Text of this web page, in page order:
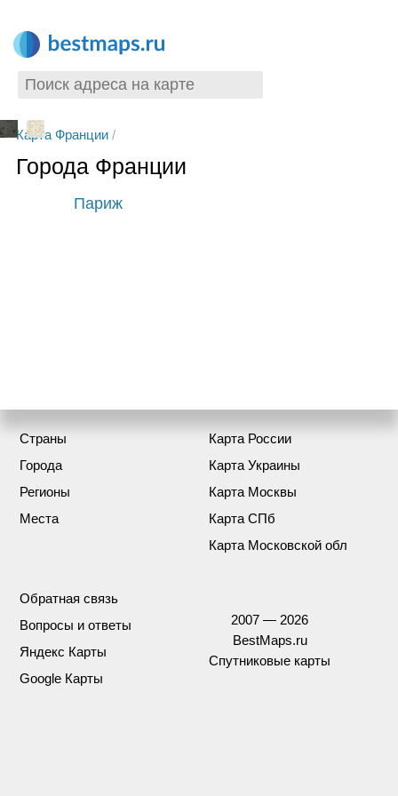
Карта Франции/
Города Франции
Париж
Страны
Города
Регионы
Места
Карта России
Карта Украины
Карта Москвы
Карта СПб
Карта Московской обл
Обратная связь
Вопросы и ответы
Яндекс Карты
Google Карты
2007 — 2026
BestMaps.ru
Спутниковые карты